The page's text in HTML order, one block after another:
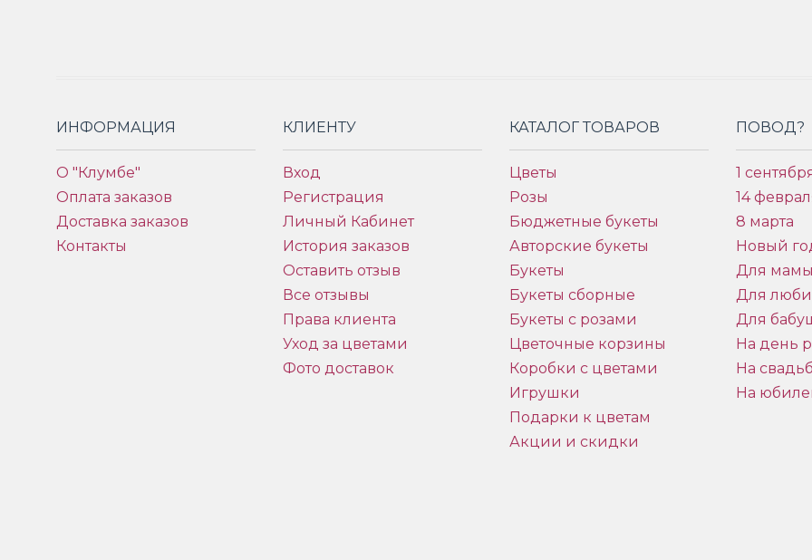
ИНФОРМАЦИЯ
О "Клумбе"
Оплата заказов
Доставка заказов
Контакты
КЛИЕНТУ
Вход
Регистрация
Личный Кабинет
История заказов
Оставить отзыв
Все отзывы
Права клиента
Уход за цветами
Фото доставок
КАТАЛОГ ТОВАРОВ
Цветы
Розы
Бюджетные букеты
Авторские букеты
Букеты
Букеты сборные
Букеты с розами
Цветочные корзины
Коробки с цветами
Игрушки
Подарки к цветам
Акции и скидки
ПОВОД?
1
14
8 марта
Новый
Для
Для
Для
На день
На
На